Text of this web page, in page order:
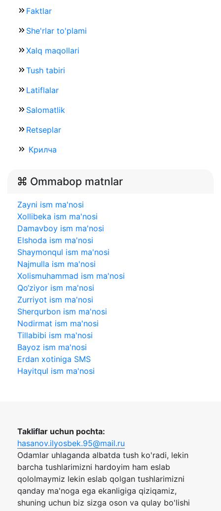
Faktlar
She'rlar to'plami
Xalq maqollari
Tush tabiri
Latiflalar
Salomatlik
Retseplar
Крилча
Ommabop matnlar
Zayni ism ma'nosi
Xollibeka ism ma'nosi
Damavboy ism ma'nosi
Elshoda ism ma'nosi
Shaymonqul ism ma'nosi
Najmulla ism ma'nosi
Xolismuhammad ism ma'nosi
Qo‘ziyor ism ma'nosi
Zurriyot ism ma'nosi
Sherqurbon ism ma'nosi
Nodirmat ism ma'nosi
Tillabibi ism ma'nosi
Bayoz ism ma'nosi
Erdan xotiniga SMS
Hayitqul ism ma'nosi
Takliflar uchun pochta:
hasanov.ilyosbek.95@mail.ru
Odamlar uhlaganda albatda tush ko'radi, lekin
barcha tushlarimizni hardoyim ham eslab
qololmaymiz lekin eslab qolgan tushlarimizni
qanday ma'noga ega ekanligiga qiziqamiz,
shuning uchun biz sizga oson va qulay bo'lishi